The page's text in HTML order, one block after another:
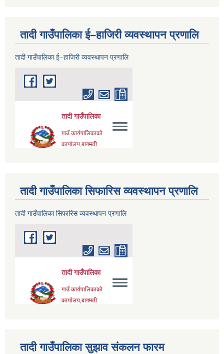
तादी गाउँपालिका ई–हाजिरी व्यवस्थापन प्रणालि
तादी गाउँपालिका ई–हाजिरी व्यवस्थापन प्रणालि
तादी गाउँपालिका सिफारिस व्यवस्थापन प्रणालि
तादी गाउँपालिका सिफारिस व्यवस्थापन प्रणालि
तादी गाउँपालिका सुझाव संकलन फारम